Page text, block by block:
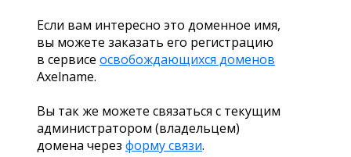
Если вам интересно это доменное имя,
вы можете заказать его регистрацию
в сервисе освобождающихся доменов
Axelname.
Вы так же можете связаться с текущим
администратором (владельцем)
домена через форму связи.